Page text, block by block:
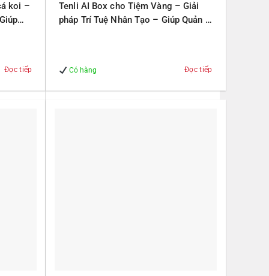
koi –
Đọc tiếp
Tenli AI Box cho Tiệm Vàng – Giải
pháp Trí Tuệ Nhân Tạo – Giúp Quản lý
Có hàng Đọc tiếp